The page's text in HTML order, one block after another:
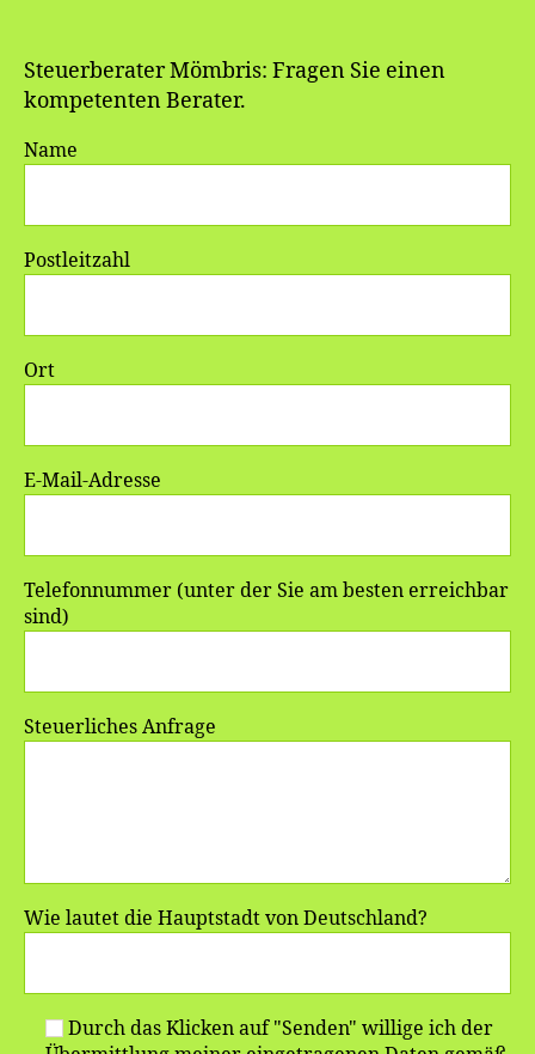
Steuerberater Mömbris: Fragen Sie einen
kompetenten Berater.
Name
Postleitzahl
Ort
E-Mail-Adresse
Telefonnummer (unter der Sie am besten erreichbar
sind)
Steuerliches Anfrage
Wie lautet die Hauptstadt von Deutschland?
Durch das Klicken auf "Senden" willige ich der